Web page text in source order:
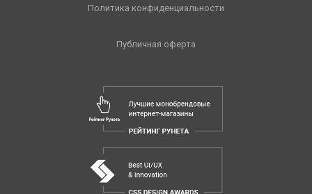
Политика конфиденциальности
Публичная оферта